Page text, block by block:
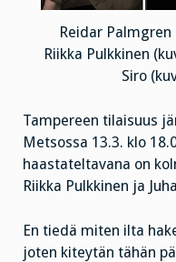
Reidar
Riikka Pulkkinen
Siro
Tampereen tilaisuus
Metsossa 13.3. klo
haastateltavana on
Riikka Pulkkinen ja
En tiedä miten ilta
joten kiteytän tähän